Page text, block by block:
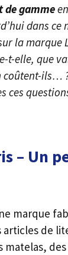
de gamme
dans ce
la marque
t-elle, que
ils…
ces
– Un
marque
de